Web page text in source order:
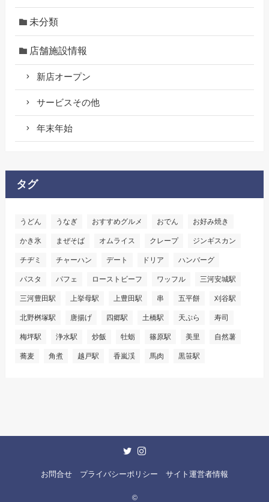
未分類
店舗施設情報
新店オープン
サービスその他
年末年始
タグ
うどん うなぎ おすすめグルメ おでん お好み焼き
かき氷 まぜそば オムライス クレープ ジンギスカン
チヂミ チャーハン デート ドリア ハンバーグ
パスタ パフェ ローストビーフ ワッフル 三河安城駅
三河豊田駅 上挙母駅 上豊田駅 串 五平餅 刈谷駅
北野桝塚駅 唐揚げ 四郷駅 土橋駅 天ぷら 寿司
梅坪駅 浄水駅 炒飯 牡蛎 篠原駅 美里 自然薯
蕎麦 角煮 越戸駅 香嵐渓 馬肉 黒笹駅
お問合せ プライバシーポリシー サイト運営者情報
©